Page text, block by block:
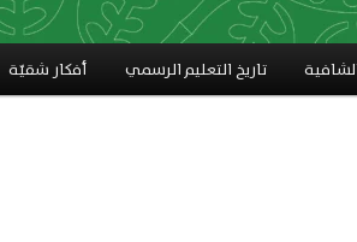
تاريخ التعليم الرسمي أفكار شقيّة